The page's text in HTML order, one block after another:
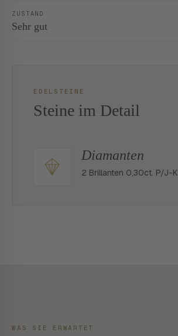
ZUSTAND
Sehr gut
EDELSTEINE
Steine im Detail
Diamanten
2 Brillanten 0,30ct. P/J-K
WAS SIE ERWARTET